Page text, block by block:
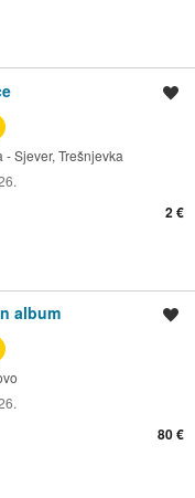
- Sjever, Trešnjevka
2 €
album
80 €